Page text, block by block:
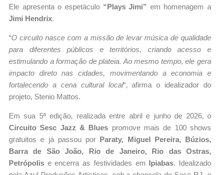
Ele apresenta o espetáculo “Plays Jimi” em homenagem a
Jimi Hendrix.
“O circuito nasce com a missão de levar música de qualidade
para diferentes públicos e territórios, criando acesso e
estimulando a formação de plateia. Ao mesmo tempo, ele gera
impacto direto nas cidades, movimentando a economia e
fortalecendo a cena cultural local“, afirma o idealizador do
projeto, Stenio Mattos.
Em sua 5ª edição, realizada entre abril e junho de 2026, o
Circuito Sesc Jazz & Blues promove mais de 100 shows
gratuitos e já passou por Paraty, Miguel Pereira, Búzios,
Barra de São João, Rio de Janeiro, Rio das Ostras,
Petrópolis e encerra as festividades em Ipiabas. Idealizado